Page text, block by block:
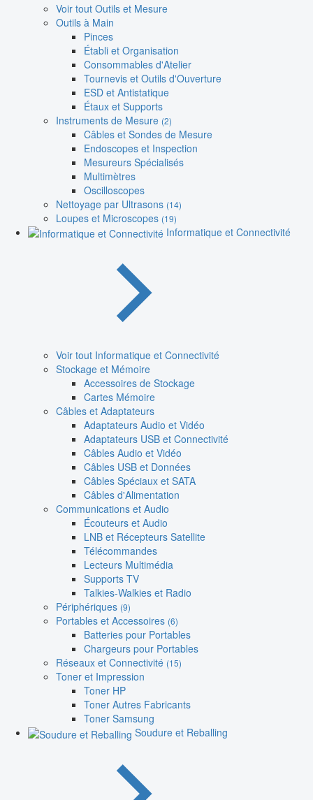
Voir tout Outils et Mesure
Outils à Main
Pinces
Établi et Organisation
Consommables d'Atelier
Tournevis et Outils d'Ouverture
ESD et Antistatique
Étaux et Supports
Instruments de Mesure (2)
Câbles et Sondes de Mesure
Endoscopes et Inspection
Mesureurs Spécialisés
Multimètres
Oscilloscopes
Nettoyage par Ultrasons (14)
Loupes et Microscopes (19)
Informatique et Connectivité
Voir tout Informatique et Connectivité
Stockage et Mémoire
Accessoires de Stockage
Cartes Mémoire
Câbles et Adaptateurs
Adaptateurs Audio et Vidéo
Adaptateurs USB et Connectivité
Câbles Audio et Vidéo
Câbles USB et Données
Câbles Spéciaux et SATA
Câbles d'Alimentation
Communications et Audio
Écouteurs et Audio
LNB et Récepteurs Satellite
Télécommandes
Lecteurs Multimédia
Supports TV
Talkies-Walkies et Radio
Périphériques (9)
Portables et Accessoires (6)
Batteries pour Portables
Chargeurs pour Portables
Réseaux et Connectivité (15)
Toner et Impression
Toner HP
Toner Autres Fabricants
Toner Samsung
Soudure et Reballing